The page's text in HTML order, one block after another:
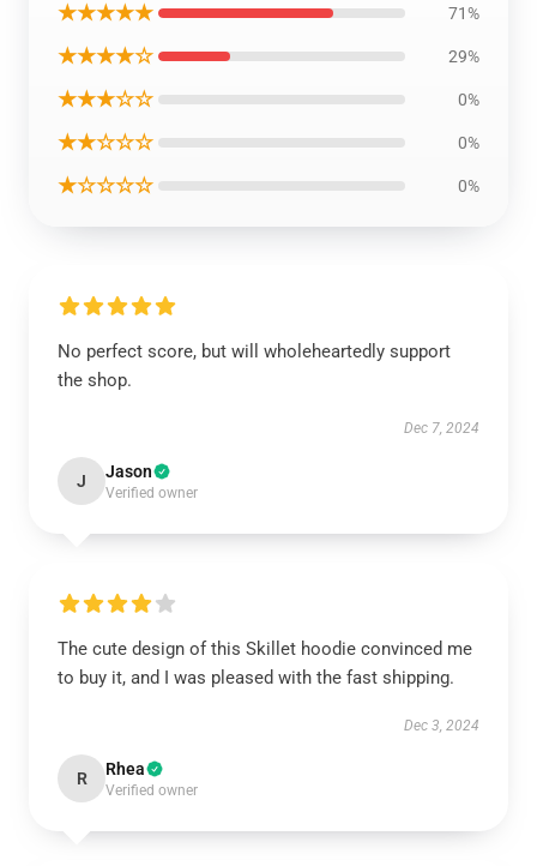
★★★★★ 71%
★★★★☆ 29%
★★★☆☆ 0%
★★☆☆☆ 0%
★☆☆☆☆ 0%
No perfect score, but will wholeheartedly support
the shop.
Dec 7, 2024
J Jason
Verified owner
The cute design of this Skillet hoodie convinced me
to buy it, and I was pleased with the fast shipping.
Dec 3, 2024
R Rhea
Verified owner